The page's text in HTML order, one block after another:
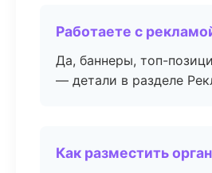
Работаете с
Да, баннеры, топ-
— детали в разделе
Как разместить